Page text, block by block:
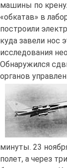
машины по
«обкатав» в
построили
куда завели нос
исследования
Обнаружился
органов
минуты. 23
полет, а через